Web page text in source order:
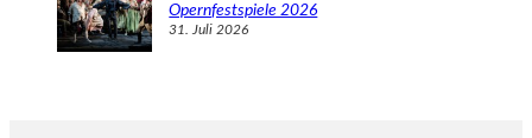
Opernfestspiele 2026
31. Juli 2026